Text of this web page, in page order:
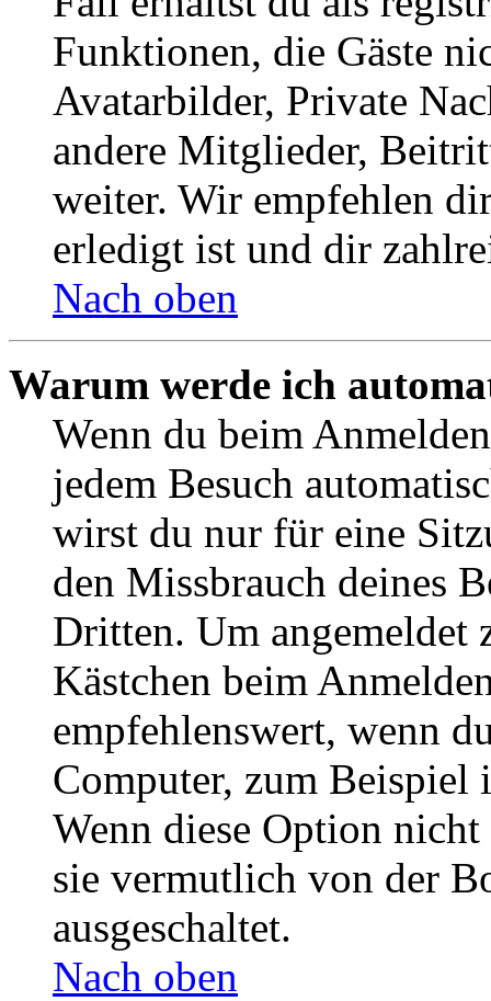
Funktionen, die Gäste
Avatarbilder, Private
andere Mitglieder,
weiter. Wir empfehlen
erledigt ist und dir
Nach oben
Warum werde ich
Wenn du beim
jedem Besuch
wirst du nur für eine
den Missbrauch deines
Dritten. Um angemeldet
Kästchen beim
empfehlenswert, wenn
Computer, zum Beispiel
Wenn diese Option
sie vermutlich von der
ausgeschaltet.
Nach oben